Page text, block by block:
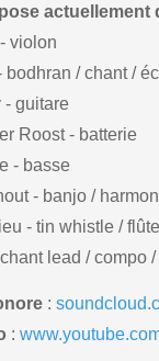
actuellement
violon
bodhran / chant /
- guitare
Roost - batterie
- basse
- banjo /
- tin whistle /
lead / compo
:
: